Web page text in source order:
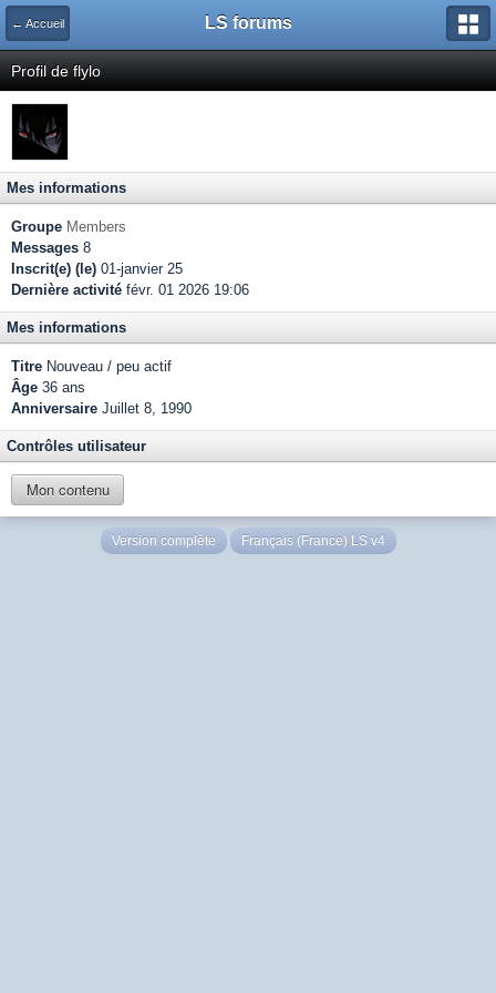
← Accueil LS forums
Profil de flylo
Mes informations
Groupe Members
Messages 8
Inscrit(e) (le) 01-janvier 25
Dernière activité févr. 01 2026 19:06
Mes informations
Titre Nouveau / peu actif
Âge 36 ans
Anniversaire Juillet 8, 1990
Contrôles utilisateur
Mon contenu
Version complète Français (France) LS v4